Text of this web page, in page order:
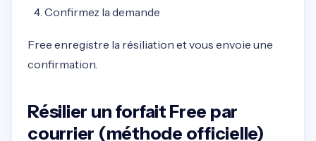
Confirmez la demande
Free enregistre la résiliation et vous envoie une
confirmation.
Résilier un forfait Free par
courrier (méthode officielle)